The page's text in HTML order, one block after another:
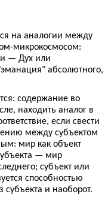
на аналогии между
микрокосмосом:
— Дух или
абсолютного,
содержание во
находить аналог в
если свести
между субъектом
мир как объект
— мир
субъект или
способностью
субъекта и наоборот.